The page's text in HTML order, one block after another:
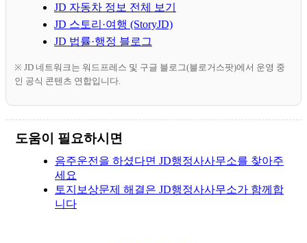
JD 자동차 정보 전체 보기
JD 스토리·여행 (StoryJD)
JD 법률·행정 블로그
※ JD 네트워크는 워드프레스 및 구글 블로그(블로거스팟)에서 운영 중
인 공식 콘텐츠 연합입니다.
도움이 필요하시면
음주운전을 하셨다면 JD행정사사무소를 찾아주
세요
토지보상문제 해결은 JD행정사사무소가 함께합
니다